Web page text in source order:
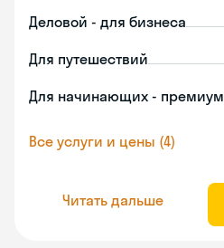
Деловой - для бизнеса
Для путешествий
Для начинающих - премиум
Все услуги и цены (4)
Читать дальше